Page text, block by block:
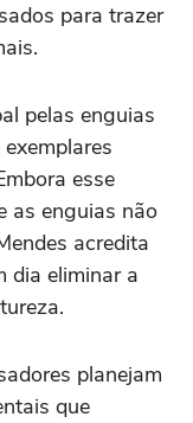
para trazer
pelas enguias
esse
as enguias não
acredita
dia eliminar a
planejam
que